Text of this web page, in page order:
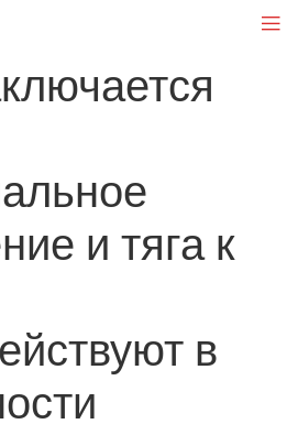
и тяга к
в